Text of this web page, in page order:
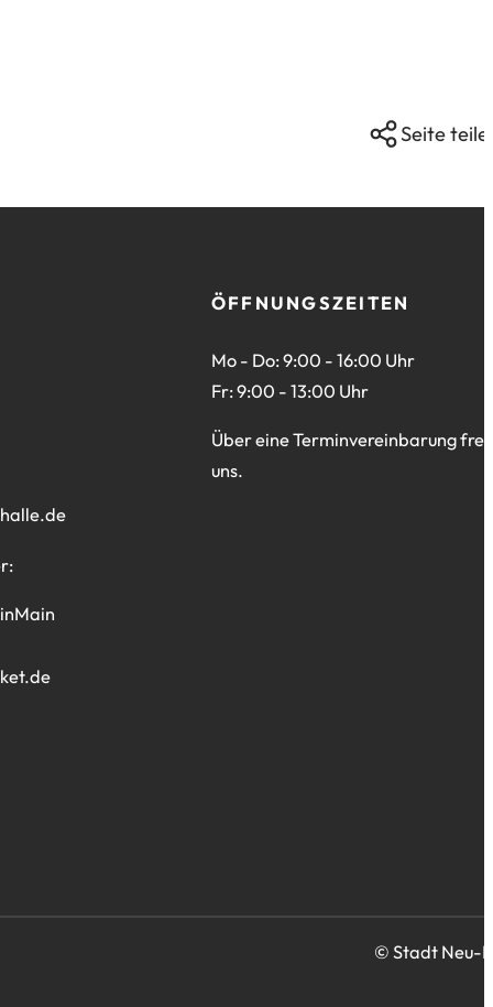
Seite
de
ÖFFNUNGSZEITEN
Mo - Do: 9:00 - 16:00 Uhr
Fr: 9:00 - 13:00 Uhr
Über eine Terminvereinbarung
uns.
© Stadt Neu-